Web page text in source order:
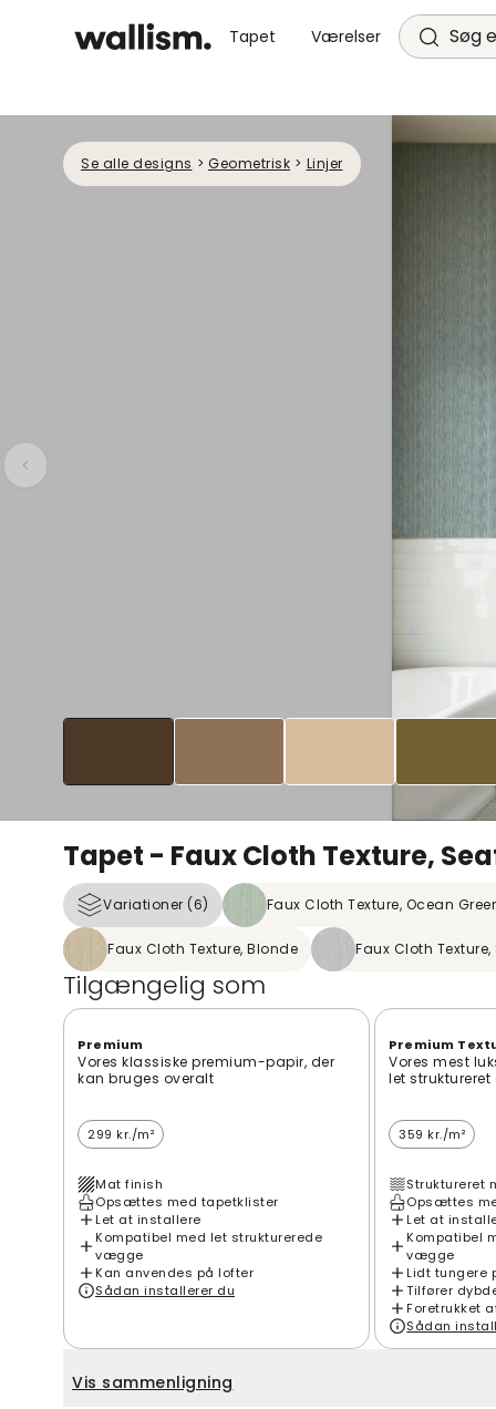
Tapet Værelser Søg
Se alle designs > Geometrisk > Linjer
Tapet - Faux Cloth Texture,
Variationer (6) Faux Cloth Texture, Ocean
Faux Cloth Texture, Blonde Faux Cloth Texture,
Tilgængelig som
Premium
Vores klassiske premium-papir, der
kan bruges overalt
299 kr./m²
Mat finish
Opsættes med tapetklister
Let at installere
Kompatibel med let strukturerede
vægge
Kan anvendes på lofter
Sådan installerer du
Premium
Vores mest
let
359 kr./m²
Struktureret
Opsættes
Let at
Kompatibel
vægge
Lidt tungere
Tilfører
Foretrukket
Sådan
Vis sammenligning